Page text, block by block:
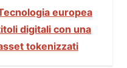
europea
digitali con una
tokenizzati